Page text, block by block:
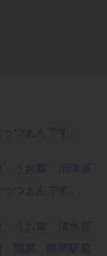
つぁんです。
うお鶏 沼津店
つぁんです。
うお鶏 清水店
鶏菜 静岡駅前